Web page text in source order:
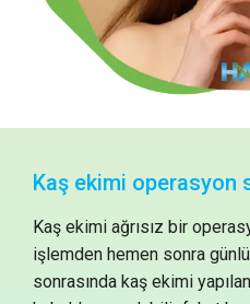
Kaş ekimi operasyon
Kaş ekimi ağrısız bir
işlemden hemen sonra
sonrasında kaş ekimi